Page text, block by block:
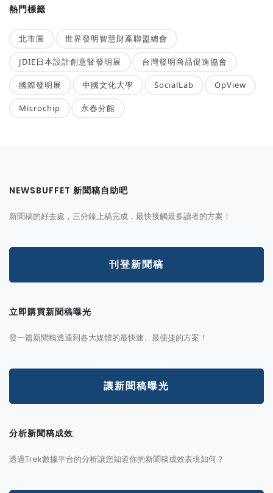
熱門標籤
北市圖 世界發明智慧財產聯盟總會
JDIE日本設計創意暨發明展 台灣發明商品促進協會
國際發明展 中國文化大學 SocialLab OpView
Microchip 永春分館
NEWSBUFFET 新聞稿自助吧
新聞稿的好去處，三分鐘上稿完成，最快接觸最多讀者的方案！
刊登新聞稿
立即購買新聞稿曝光
發一篇新聞稿透通到各大媒體的最快速、最便捷的方案！
讓新聞稿曝光
分析新聞稿成效
透過Trek數據平台的分析讓您知道你的新聞稿成效表現如何？